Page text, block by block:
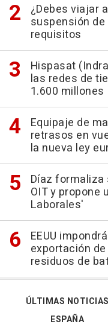
¿Debes viajar
suspensión
requisitos
Hispasat
las redes de
1.600 millones
Equipaje de
retrasos en
la nueva ley
Díaz formaliza
OIT y propone
Laborales'
EEUU
exportación
residuos de
ÚLTIMAS NOTICIAS
ESPAÑA